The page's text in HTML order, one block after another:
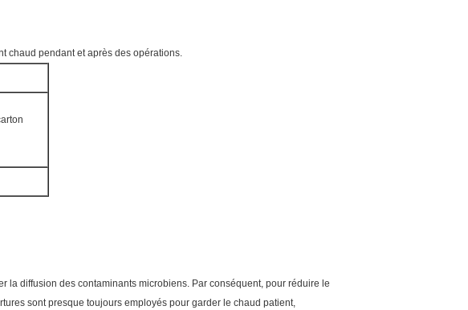
chaud pendant et après des opérations.
la diffusion des contaminants microbiens. Par conséquent, pour réduire le
sont presque toujours employés pour garder le chaud patient,